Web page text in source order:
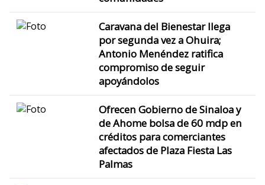
Caravana del Bienestar llega
por segunda vez a Ohuira;
Antonio Menéndez ratifica
compromiso de seguir
apoyándolos
Ofrecen Gobierno de Sinaloa y
de Ahome bolsa de 60 mdp en
créditos para comerciantes
afectados de Plaza Fiesta Las
Palmas